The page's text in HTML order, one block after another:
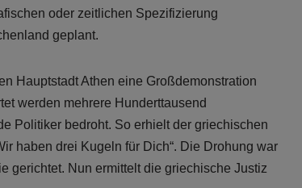
oder zeitlichen Spezifizierung
geplant.
Hauptstadt Athen eine Großdemonstration
werden mehrere Hunderttausend
Politiker bedroht. So erhielt der griechischen
haben drei Kugeln für Dich“. Die Drohung war
gerichtet. Nun ermittelt die griechische Justiz